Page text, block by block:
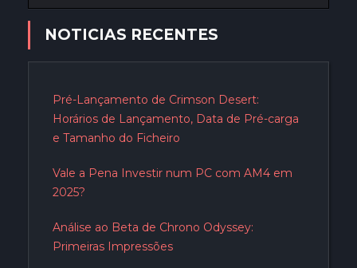
NOTICIAS RECENTES
Pré-Lançamento de Crimson Desert:
Horários de Lançamento, Data de Pré-carga
e Tamanho do Ficheiro
Vale a Pena Investir num PC com AM4 em
2025?
Análise ao Beta de Chrono Odyssey:
Primeiras Impressões